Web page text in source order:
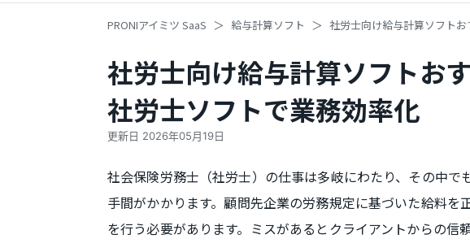
PRONIアイミツ SaaS 給与計算ソフト 社労士向け給与計算ソフト
社労士向け給与計算ソフトお
社労士ソフトで業務効率化
更新日 2026年05月19日
社会保険労務士（社労士）の仕事は多岐にわたり、その中
手間がかかります。顧問先企業の労務規定に基づいた給料を
を行う必要があります。ミスがあるとクライアントからの信